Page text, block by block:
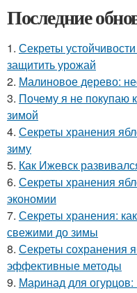
Последние
1. Секреты
защитить урожай
2. Малиновое дерево:
3. Почему я не покупаю
зимой
4. Секреты хранения
зиму
5. Как Ижевск
6. Секреты хранения
экономии
7. Секреты хранения:
свежими до зимы
8. Секреты сохранения
эффективные методы
9. Маринад для